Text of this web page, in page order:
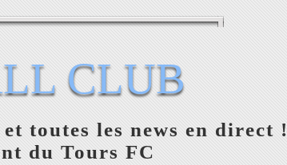
CLUB
toutes les news en direct !
du Tours FC